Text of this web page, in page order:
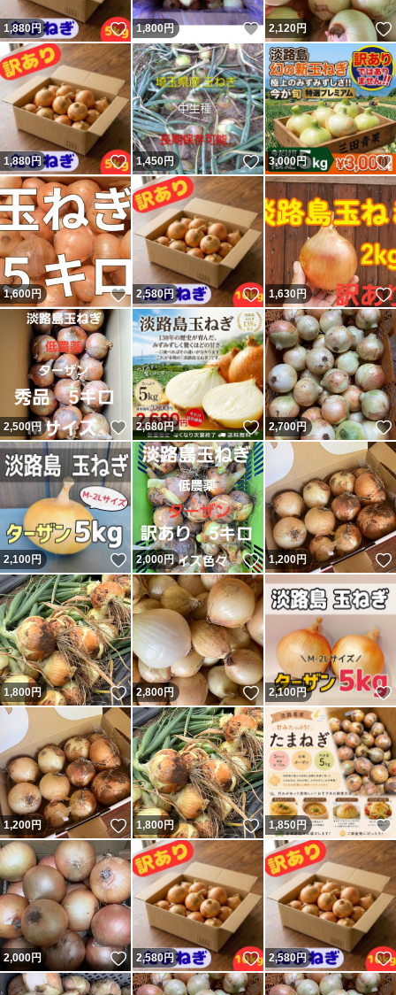
1,880円 いいね！
1,800円 いいね！
2,120円
1,880円 いいね！
1,450円 いいね！
3,000円
1,600円 いいね！
2,580円 いいね！
1,630円
2,500円 いいね！
2,680円 いいね！
2,700円
2,100円 いいね！
2,000円 いいね！
1,200円
1,800円 いいね！
2,800円 いいね！
2,100円
1,200円 いいね！
1,800円 いいね！
1,850 円
2,000円 いいね！
2,580円 いいね！
2,580円